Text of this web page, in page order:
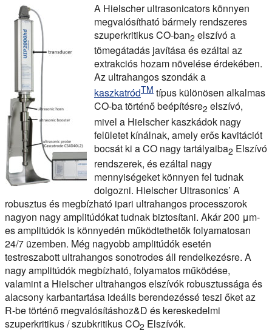
A Hielscher ultrasonicators könnyen
megvalósítható bármely rendszeres
szuperkritikus CO-ban2 elszívó a
tömegátadás javítása és ezáltal az
extrakciós hozam növelése érdekében.
Az ultrahangos szondák a
kaszkatródTM típus különösen alkalmas
CO-ba történő beépítésre2 elszívó,
mivel a Hielscher kaszkádok nagy
felületet kínálnak, amely erős kavitációt
bocsát ki a CO nagy tartályaiba2 Elszívó
rendszerek, és ezáltal nagy
mennyiségeket könnyen fel tudnak
dolgozni. Hielscher Ultrasonics’ A
robusztus és megbízható ipari ultrahangos processzorok
nagyon nagy amplitúdókat tudnak biztosítani. Akár 200 μm-
es amplitúdók is könnyedén működtethetők folyamatosan
24/7 üzemben. Még nagyobb amplitúdók esetén
testreszabott ultrahangos sonotrodes áll rendelkezésre. A
nagy amplitúdók megbízható, folyamatos működése,
valamint a Hielscher ultrahangos elszívók robusztussága és
alacsony karbantartása ideális berendezéssé teszi őket az
R-be történő megvalósításhoz&D és kereskedelmi
szuperkritikus / szubkritikus CO2 Elszívók.